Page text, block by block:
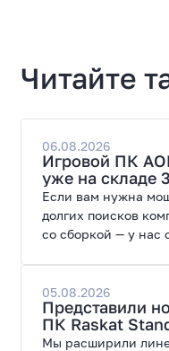
Читайте
06.08.2026
Игровой ПК
уже на складе
Если вам нужна
долгих поисков
со сборкой — у нас
современных игр и
05.08.2026
Представили
ПК Raskat
Мы расширили